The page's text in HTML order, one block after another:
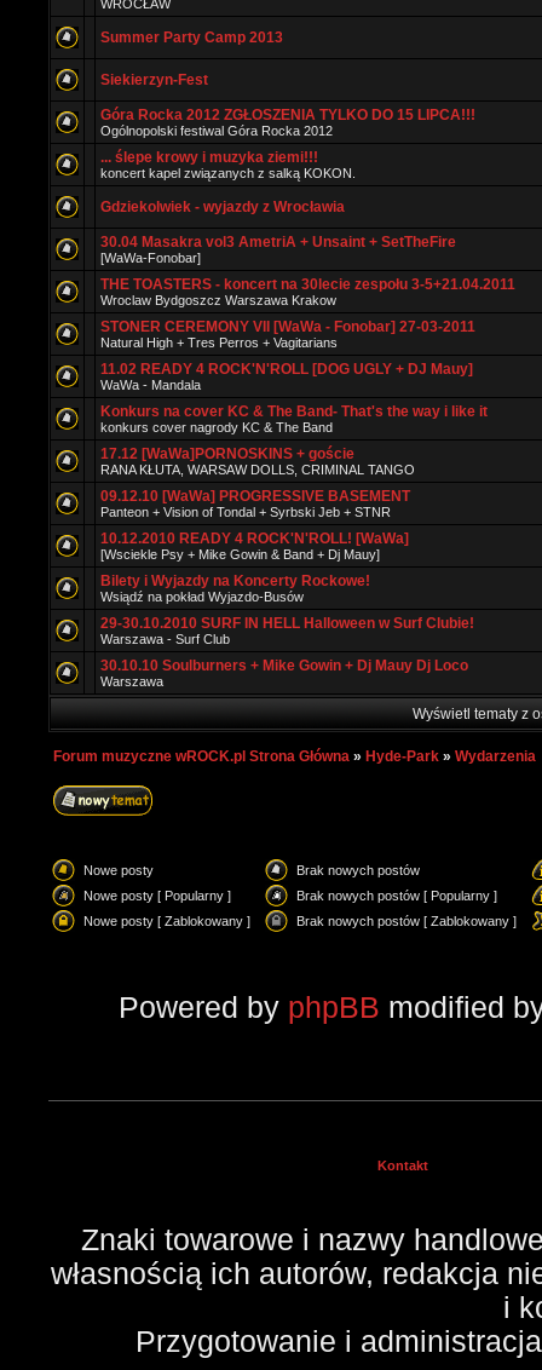
WROCŁAW
Summer Party Camp 2013
Siekierzyn-Fest
Góra Rocka 2012 ZGŁOSZENIA TYLKO DO 15 LIPCA!!!
Ogólnopolski festiwal Góra Rocka 2012
... ślepe krowy i muzyka ziemi!!!
koncert kapel związanych z salką KOKON.
Gdziekolwiek - wyjazdy z Wrocławia
30.04 Masakra vol3 AmetriA + Unsaint + SetTheFire
[WaWa-Fonobar]
THE TOASTERS - koncert na 30lecie zespołu 3-5+21.04.2011
Wroclaw Bydgoszcz Warszawa Krakow
STONER CEREMONY VII [WaWa - Fonobar] 27-03-2011
Natural High + Tres Perros + Vagitarians
11.02 READY 4 ROCK'N'ROLL [DOG UGLY + DJ Mauy]
WaWa - Mandala
Konkurs na cover KC & The Band- That's the way i like it
konkurs cover nagrody KC & The Band
17.12 [WaWa]PORNOSKINS + goście
RANA KŁUTA, WARSAW DOLLS, CRIMINAL TANGO
09.12.10 [WaWa] PROGRESSIVE BASEMENT
Panteon + Vision of Tondal + Syrbski Jeb + STNR
10.12.2010 READY 4 ROCK'N'ROLL! [WaWa]
[Wsciekle Psy + Mike Gowin & Band + Dj Mauy]
Bilety i Wyjazdy na Koncerty Rockowe!
Wsiądź na pokład Wyjazdo-Busów
29-30.10.2010 SURF IN HELL Halloween w Surf Clubie!
Warszawa - Surf Club
30.10.10 Soulburners + Mike Gowin + Dj Mauy Dj Loco
Warszawa
Wyświetl tematy z
Forum muzyczne wROCK.pl Strona Główna » Hyde-Park » Wydarzenia
Nowe posty
Brak nowych postów
Nowe posty [ Popularny ]
Brak nowych postów [ Popularny ]
Nowe posty [ Zablokowany ]
Brak nowych postów [ Zablokowany ]
Powered by phpBB modified
Kontakt
Znaki towarowe i nazwy
własnością ich autorów, redakcja
i
Przygotowanie i